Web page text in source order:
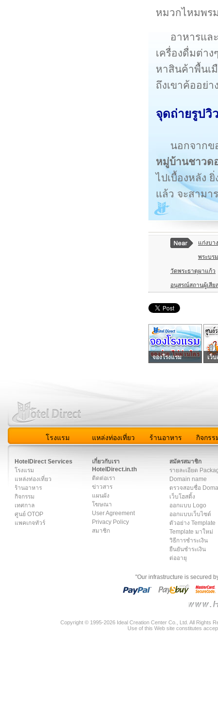
หมวกไหมพร
อาหารแล
เครื่องดื่มต่า
หาสินค้าพื้นเ
ถึงเขาค้ออย่า
จุดถ่ายรูปวิ
นอกจากข
หมู่บ้านชาวด
ไปเบื้องหลัง
แล้ว จะสามา
แก่งบา
พระบร
วัดพระธาตุผาแก้ว
อนุสรณ์สถานผู้เสีย
จองโรงแรม เว็
โรงแรม แหล่งท่องเที่ยว ร้านอาหาร กิจกรร
HotelDirect Services
โรงแรม
แหล่งท่องเที่ยว
ร้านอาหาร
กิจกรรม
เทศกาล
ศูนย์ OTOP
แพคเกจทัวร์
เกี่ยวกับเรา
HotelDirect.in.th
ติดต่อเรา
ข่าวสาร
แผนผัง
โฆษณา
User Agreement
Privacy Policy
สมาชิก
สมัครสมาชิก
รายละเอียด
Domain name
ตรวจสอบชื่อ
เว็บโฮสติ้ง
ออกแบบ Logo
ออกแบบเว็บไซต์
ตัวอย่าง Template
Template มาใหม่
วิธีการชำระเงิน
ยืนยันชำระเงิน
ต่ออายุ
"Our infrastructure is secured
Copyright © 1995-2026 Ideal Creation Center Co., Ltd. All Rights
Use of this Web site constitutes